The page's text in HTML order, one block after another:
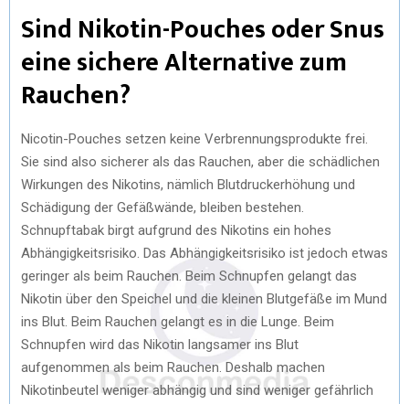
Sind Nikotin-Pouches oder Snus
eine sichere Alternative zum
Rauchen?
Nicotin-Pouches setzen keine Verbrennungsprodukte frei.
Sie sind also sicherer als das Rauchen, aber die schädlichen
Wirkungen des Nikotins, nämlich Blutdruckerhöhung und
Schädigung der Gefäßwände, bleiben bestehen.
Schnupftabak birgt aufgrund des Nikotins ein hohes
Abhängigkeitsrisiko. Das Abhängigkeitsrisiko ist jedoch etwas
geringer als beim Rauchen. Beim Schnupfen gelangt das
Nikotin über den Speichel und die kleinen Blutgefäße im Mund
ins Blut. Beim Rauchen gelangt es in die Lunge. Beim
Schnupfen wird das Nikotin langsamer ins Blut
aufgenommen als beim Rauchen. Deshalb machen
Nikotinbeutel weniger abhängig und sind weniger gefährlich